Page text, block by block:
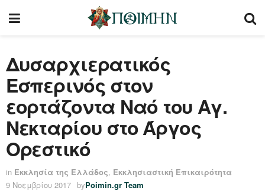
Δυσαρχιερατικός
Εσπερινός στον
εορτάζοντα Ναό του Αγ.
Νεκταρίου στο Άργος
Ορεστικό
in Εκκλησία της Ελλάδος, Εκκλησιαστική Επικαιρότητα
9 Νοεμβρίου 2017 byPoimin.gr Team